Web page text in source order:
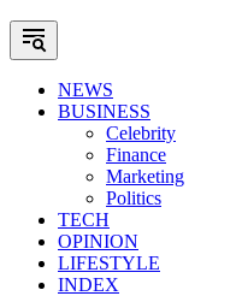
NEWS
BUSINESS
Celebrity
Finance
Marketing
Politics
TECH
OPINION
LIFESTYLE
INDEX